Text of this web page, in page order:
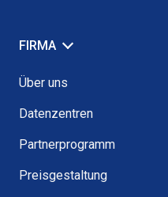
FIRMA
Über uns
Datenzentren
Partnerprogramm
Preisgestaltung